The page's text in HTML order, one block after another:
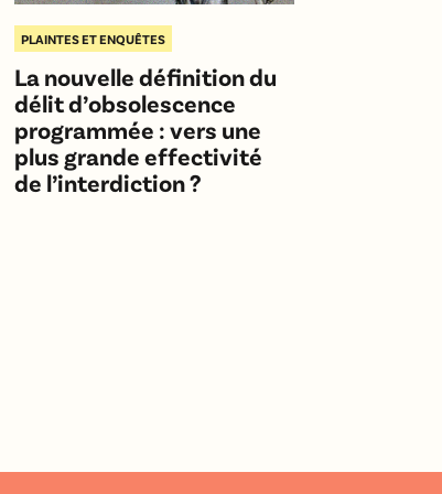
PLAINTES ET ENQUÊTES
La nouvelle définition du
délit d’obsolescence
programmée : vers une
plus grande effectivité
de l’interdiction ?